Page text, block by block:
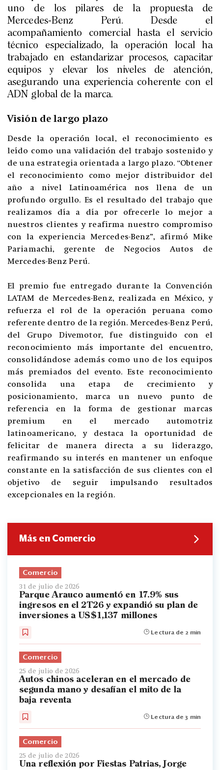
uno de los pilares de la propuesta de
Mercedes-Benz Perú. Desde el
acompañamiento comercial hasta el servicio
técnico especializado, la operación local ha
trabajado en estandarizar procesos, capacitar
equipos y elevar los niveles de atención,
asegurando una experiencia coherente con el
ADN global de la marca.
Visión de largo plazo
Desde la operación local, el reconocimiento es
leído como una validación del trabajo sostenido y
de una estrategia orientada a largo plazo. “Obtener
el reconocimiento como mejor distribuidor del
año a nivel Latinoamérica nos llena de un
profundo orgullo. Es el resultado del trabajo que
realizamos día a día por ofrecerle lo mejor a
nuestros clientes y reafirma nuestro compromiso
con la experiencia Mercedes-Benz”, afirmó Mike
Pariamachi, gerente de Negocios Autos de
Mercedes-Benz Perú.
El premio fue entregado durante la Convención
LATAM de Mercedes-Benz, realizada en México, y
refuerza el rol de la operación peruana como
referente dentro de la región. Mercedes-Benz Perú,
del Grupo Divemotor, fue distinguido con el
reconocimiento más importante del encuentro,
consolidándose además como uno de los equipos
más premiados del evento. Este reconocimiento
consolida una etapa de crecimiento y
posicionamiento, marca un nuevo punto de
referencia en la forma de gestionar marcas
premium en el mercado automotriz
latinoamericano, y destaca la oportunidad de
felicitar de manera directa a su liderazgo,
reafirmando su interés en mantener un enfoque
constante en la satisfacción de sus clientes con el
objetivo de seguir impulsando resultados
excepcionales en la región.
Más en Comercio
Comercio
31 de julio de 2026
Parque Arauco aumentó en 17.9% sus
ingresos en el 2T26 y expandió su plan de
inversiones a US$1,137 millones
Lectura de 2 min
Comercio
25 de julio de 2026
Autos chinos aceleran en el mercado de
segunda mano y desafían el mito de la
baja reventa
Lectura de 3 min
Comercio
25 de julio de 2026
Una reflexión por Fiestas Patrias, Jorge